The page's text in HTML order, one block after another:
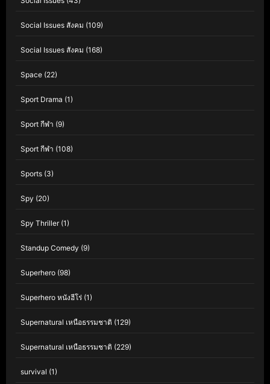
Social Issues สังคม (109)
Social Issues สังคม (168)
Space (22)
Sport Drama (1)
Sport กีฬา (9)
Sport กีฬา (108)
Sports (3)
Spy (20)
Spy Thriller(1)
Standup Comedy (9)
Superhero (98)
Superhero หนังฮีโร่ (1)
Supernatural เหนือธรรมชาติ (129)
Supernatural เหนือธรรมชาติ (229)
survival (1)